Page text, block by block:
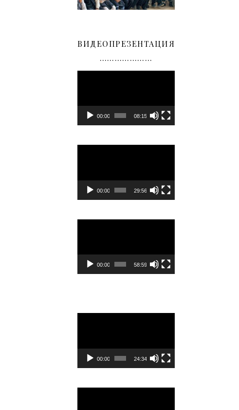
ВИДЕОПРЕЗЕНТАЦИЯ
…………………
00:00 08:15
00:00 29:56
00:00 58:59
00:00 24:34